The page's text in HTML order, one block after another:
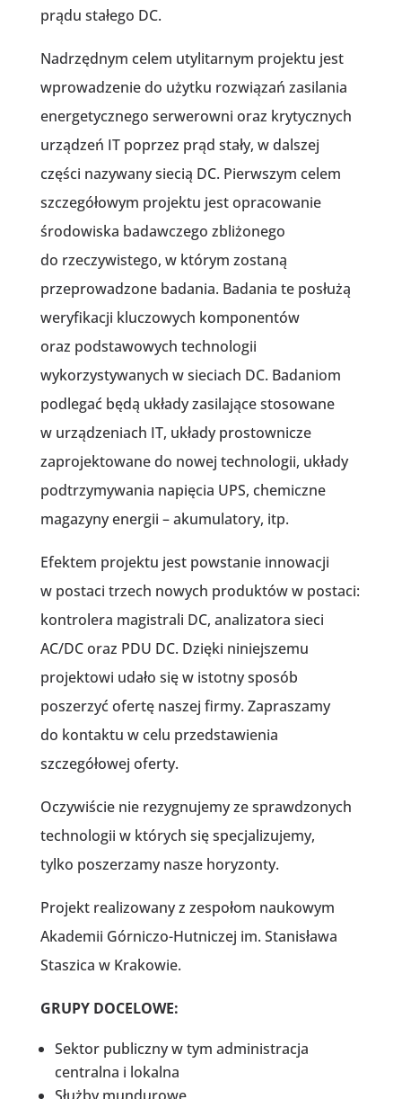
prądu stałego DC.
Nadrzędnym celem utylitarnym projektu jest
wprowadzenie do użytku rozwiązań zasilania
energetycznego serwerowni oraz krytycznych
urządzeń IT poprzez prąd stały, w dalszej
części nazywany siecią DC. Pierwszym celem
szczegółowym projektu jest opracowanie
środowiska badawczego zbliżonego
do rzeczywistego, w którym zostaną
przeprowadzone badania. Badania te posłużą
weryfikacji kluczowych komponentów
oraz podstawowych technologii
wykorzystywanych w sieciach DC. Badaniom
podlegać będą układy zasilające stosowane
w urządzeniach IT, układy prostownicze
zaprojektowane do nowej technologii, układy
podtrzymywania napięcia UPS, chemiczne
magazyny energii – akumulatory, itp.
Efektem projektu jest powstanie innowacji
w postaci trzech nowych produktów w postaci:
kontrolera magistrali DC, analizatora sieci
AC/DC oraz PDU DC. Dzięki niniejszemu
projektowi udało się w istotny sposób
poszerzyć ofertę naszej firmy. Zapraszamy
do kontaktu w celu przedstawienia
szczegółowej oferty.
Oczywiście nie rezygnujemy ze sprawdzonych
technologii w których się specjalizujemy,
tylko poszerzamy nasze horyzonty.
Projekt realizowany z zespołom naukowym
Akademii Górniczo-Hutniczej im. Stanisława
Staszica w Krakowie.
GRUPY DOCELOWE:
Sektor publiczny w tym administracja
centralna i lokalna